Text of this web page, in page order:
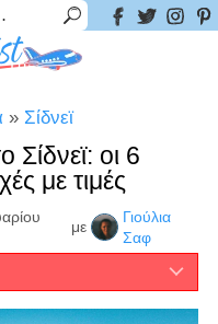
» Σίδνεϊ
Σίδνεϊ: οι 6
με τιμές
με
Γιούλια
Σαφ